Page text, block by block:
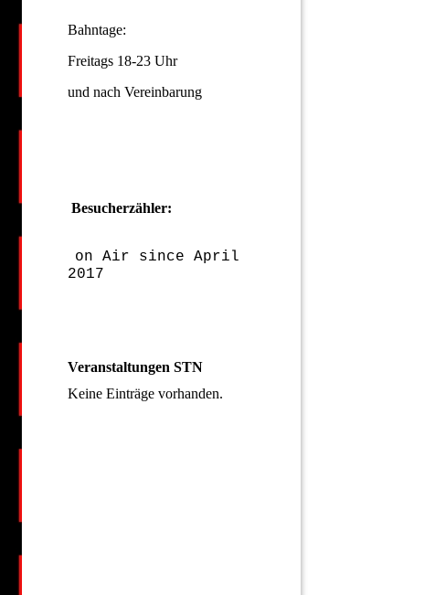
Bahntage:
Freitags 18-23 Uhr
und nach Vereinbarung
Besucherzähler:
on Air since April
2017
Veranstaltungen STN
Keine Einträge vorhanden.